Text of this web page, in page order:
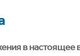
в настоящее